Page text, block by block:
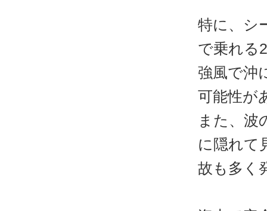
特に、シ
で乗れる
強風で沖
可能性が
また、波
に隠れて
故も多く